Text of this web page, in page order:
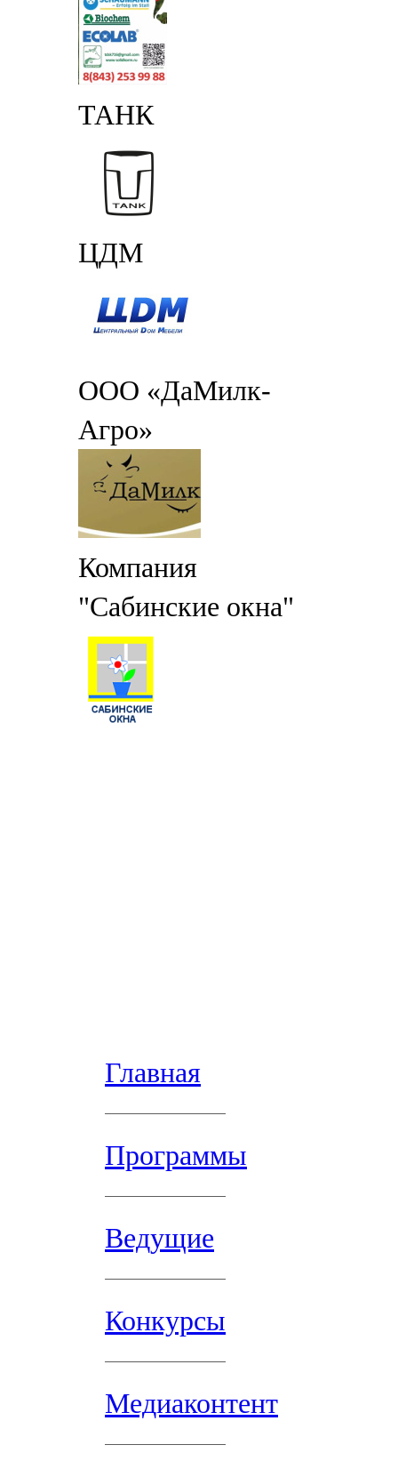
ТАНК
ЦДМ
ООО «ДаМилк-
Агро»
Компания
"Сабинские окна"
Главная
Программы
Ведущие
Конкурсы
Медиаконтент